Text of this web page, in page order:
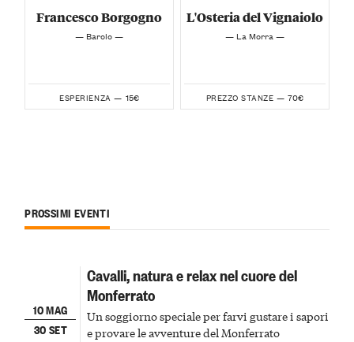
Francesco Borgogno
— Barolo —
ESPERIENZA — 15€
L'Osteria del Vignaiolo
— La Morra —
PREZZO STANZE — 70€
PROSSIMI EVENTI
10 MAG
30 SET
Cavalli, natura e relax nel cuore del
Monferrato
Un soggiorno speciale per farvi gustare i sapori
e provare le avventure del Monferrato